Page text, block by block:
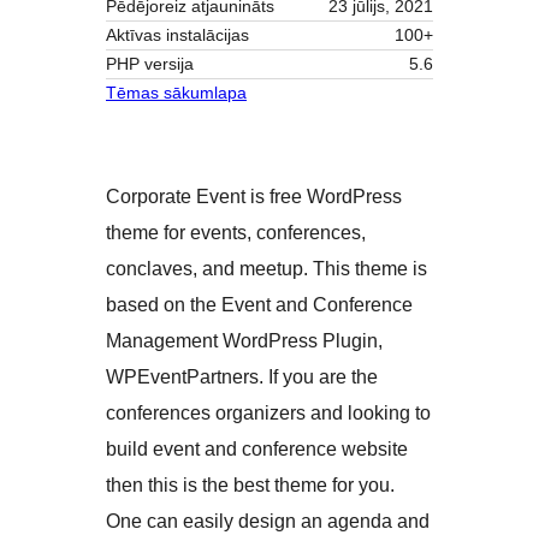
Pēdējoreiz atjaunināts
23 jūlijs, 2021
Aktīvas instalācijas
100+
PHP versija
5.6
Tēmas sākumlapa
Corporate Event is free WordPress
theme for events, conferences,
conclaves, and meetup. This theme is
based on the Event and Conference
Management WordPress Plugin,
WPEventPartners. If you are the
conferences organizers and looking to
build event and conference website
then this is the best theme for you.
One can easily design an agenda and